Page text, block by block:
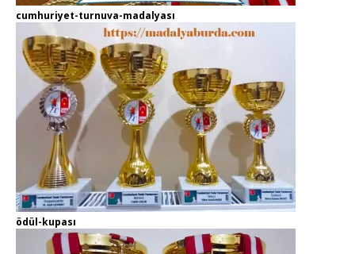
cumhuriyet-turnuva-madalyası
ödül-kupası